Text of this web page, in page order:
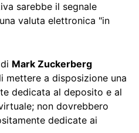
sarebbe il segnale
valuta elettronica "in
Mark Zuckerberg
mettere a disposizione una
dedicata al deposito e al
non dovrebbero
dedicate ai